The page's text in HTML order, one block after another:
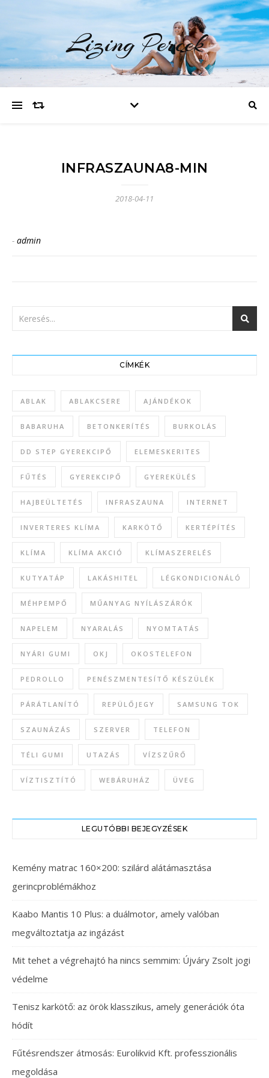
Lizing Percek
INFRASZAUNA8-MIN
2018-04-11
- admin
CÍMKÉK
ABLAK ABLAKCSERE AJÁNDÉKOK
BABARUHA BETONKERÍTÉS BURKOLÁS
DD STEP GYEREKCIPŐ ELEMESKERITES
FŰTÉS GYEREKCIPŐ GYEREKÜLÉS
HAJBEÜLTETÉS INFRASZAUNA INTERNET
INVERTERES KLÍMA KARKÖTŐ KERTÉPÍTÉS
KLÍMA KLÍMA AKCIÓ KLÍMASZERELÉS
KUTYATÁP LAKÁSHITEL LÉGKONDICIONÁLÓ
MÉHPEMPŐ MŰANYAG NYÍLÁSZÁRÓK
NAPELEM NYARALÁS NYOMTATÁS
NYÁRI GUMI OKJ OKOSTELEFON
PEDROLLO PENÉSZMENTESÍTŐ KÉSZÜLÉK
PÁRÁTLANÍTÓ REPÜLŐJEGY SAMSUNG TOK
SZAUNÁZÁS SZERVER TELEFON
TÉLI GUMI UTAZÁS VÍZSZŰRŐ
VÍZTISZTÍTÓ WEBÁRUHÁZ ÜVEG
LEGUTÓBBI BEJEGYZÉSEK
Kemény matrac 160×200: szilárd alátámasztása
gerincproblémákhoz
Kaabo Mantis 10 Plus: a duálmotor, amely valóban
megváltoztatja az ingázást
Mit tehet a végrehajtó ha nincs semmim: Újváry Zsolt jogi
védelme
Tenisz karkötő: az örök klasszikus, amely generációk óta
hódít
Fűtésrendszer átmosás: Eurolikvid Kft. professzionális
megoldása